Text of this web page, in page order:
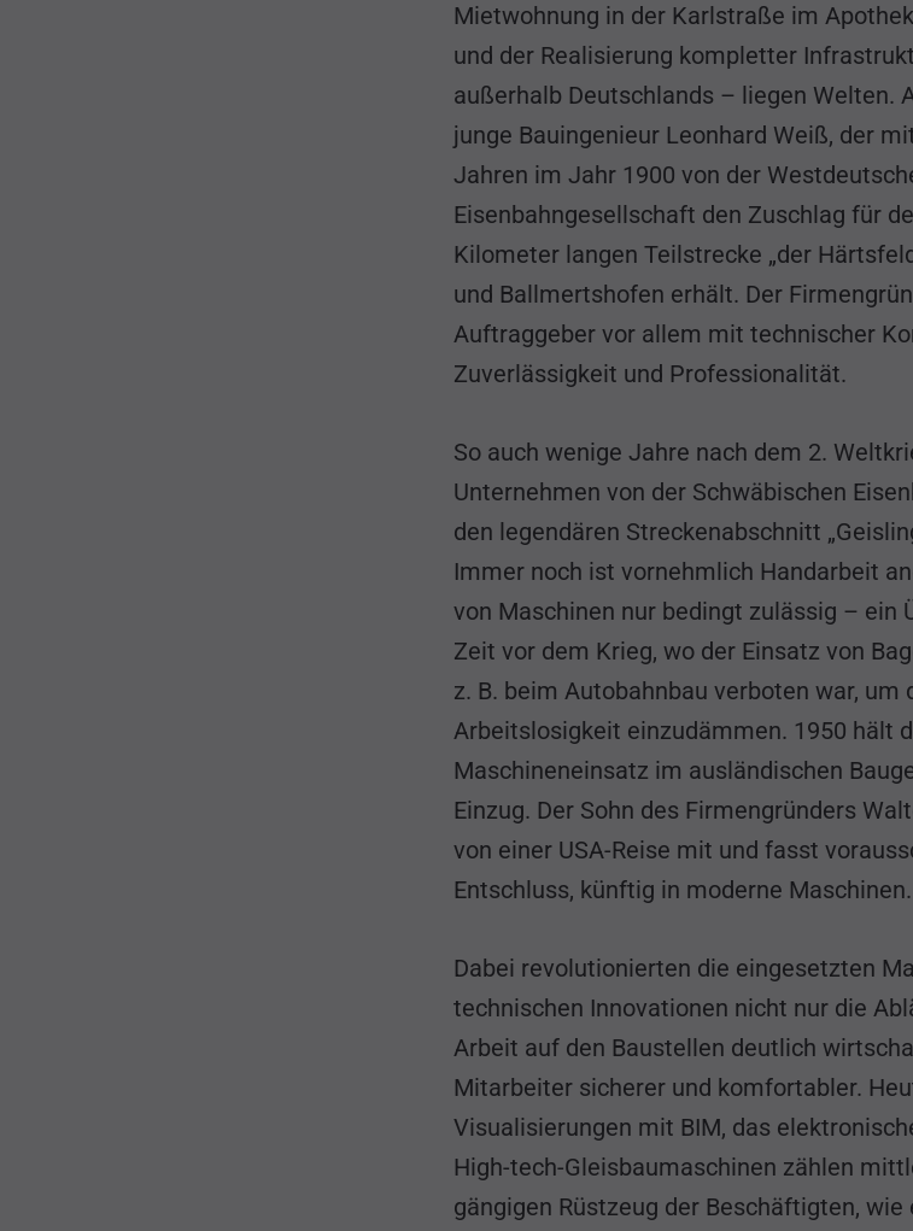
Mietwohnung in der Karlstraße im
und der Realisierung kompletter
außerhalb Deutschlands – liegen Welten.
junge Bauingenieur Leonhard Weiß, der
Jahren im Jahr 1900 von der
Eisenbahngesellschaft den Zuschlag für
Kilometer langen Teilstrecke „der
und Ballmertshofen erhält. Der
Auftraggeber vor allem mit technischer
Zuverlässigkeit und Professionalität.
So auch wenige Jahre nach dem 2.
Unternehmen von der Schwäbischen
den legendären Streckenabschnitt
Immer noch ist vornehmlich Handarbeit
von Maschinen nur bedingt zulässig – ein
Zeit vor dem Krieg, wo der Einsatz von
z. B. beim Autobahnbau verboten war, um
Arbeitslosigkeit einzudämmen. 1950 hält
Maschineneinsatz im ausländischen
Einzug. Der Sohn des Firmengründers
von einer USA-Reise mit und fasst
Entschluss, künftig in moderne Maschinen.
Dabei revolutionierten die eingesetzten
technischen Innovationen nicht nur die
Arbeit auf den Baustellen deutlich
Mitarbeiter sicherer und komfortabler.
Visualisierungen mit BIM, das
High-tech-Gleisbaumaschinen zählen
gängigen Rüstzeug der Beschäftigten, wie